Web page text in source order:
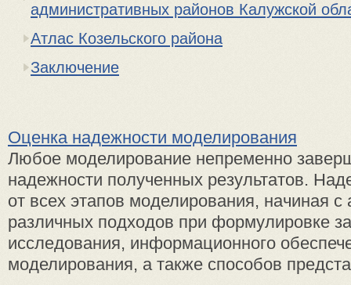
административных районов Калужской
Атлас Козельского района
Заключение
Оценка надежности моделирования
Любое моделирование непременно
надежности полученных результатов.
от всех этапов моделирования, начиная с
различных подходов при формулировке
исследования, информационного
моделирования, а также способов